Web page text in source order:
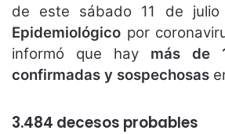
de este sábado 11 de
Epidemiológico por
informó que hay más de
confirmadas y sospechosas
3.484 decesos probables